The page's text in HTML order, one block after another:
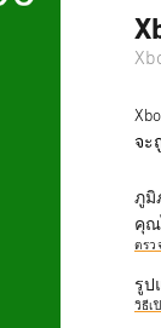
จะ
ภูมิ
คุณ
ตรว
รูป
วิธีเ